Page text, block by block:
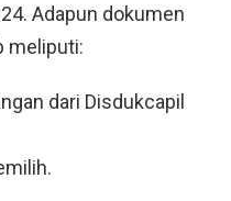
Adapun dokumen
meliputi:
dari Disdukcapil